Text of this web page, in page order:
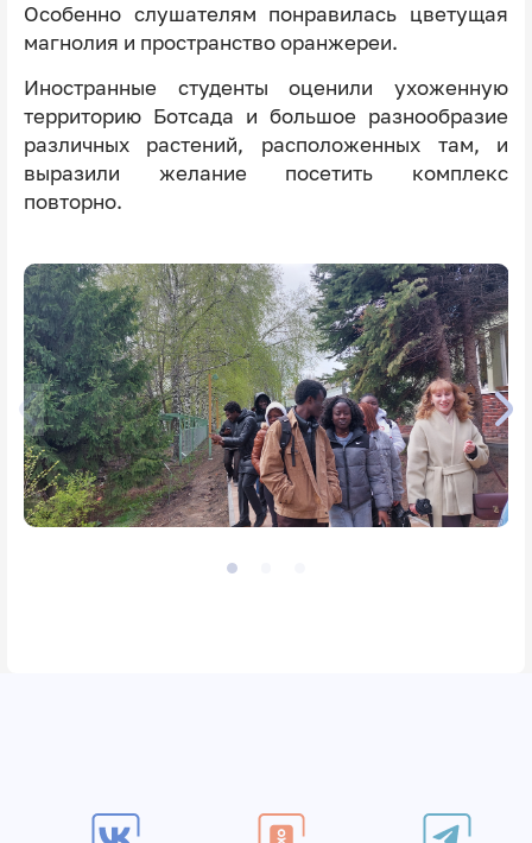
Особенно слушателям понравилась цветущая
магнолия и пространство оранжереи.
Иностранные студенты оценили ухоженную
территорию Ботсада и большое разнообразие
различных растений, расположенных там, и
выразили желание посетить комплекс
повторно.